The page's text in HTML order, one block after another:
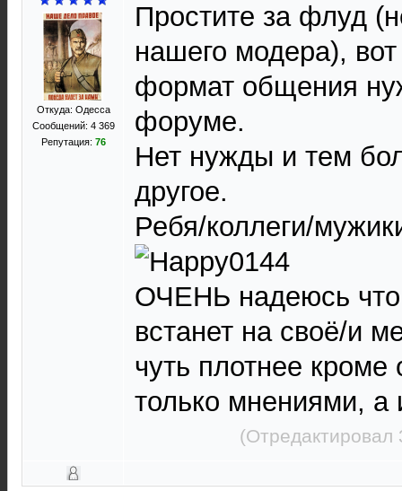
Откуда: Одесса
Сообщений: 4 369
Репутация: 76
Простите за флуд
нашего модера), вот
формат общения
форуме.
Нет нужды и тем
другое.
Ребя/коллеги/
ОЧЕНЬ надеюсь
встанет на своё/и
чуть плотнее
только мнениями, а